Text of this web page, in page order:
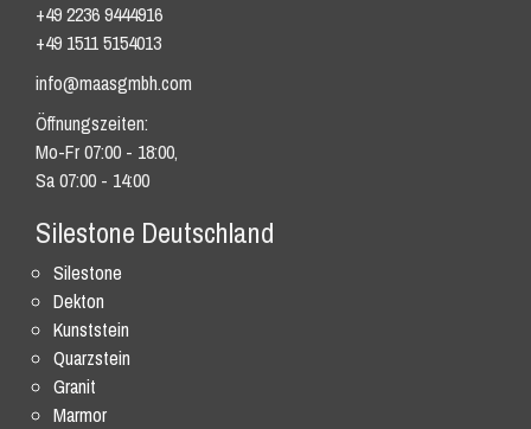
+49 2236 9444916
+49 1511 5154013
info@maasgmbh.com
Öffnungszeiten:
Mo-Fr 07:00 - 18:00,
Sa 07:00 - 14:00
Silestone Deutschland
Silestone
Dekton
Kunststein
Quarzstein
Granit
Marmor